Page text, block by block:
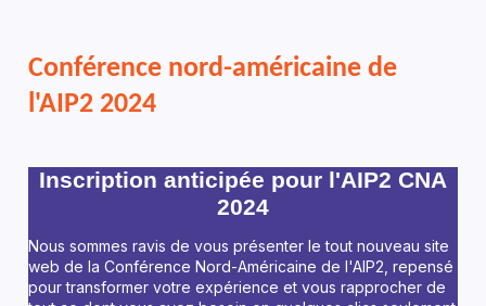
Conférence nord-américaine de
l'AIP2 2024
Inscription anticipée pour l'AIP2 CNA
2024
Nous sommes ravis de vous présenter le tout nouveau site
web de la Conférence Nord-Américaine de l'AIP2, repensé
pour transformer votre expérience et vous rapprocher de